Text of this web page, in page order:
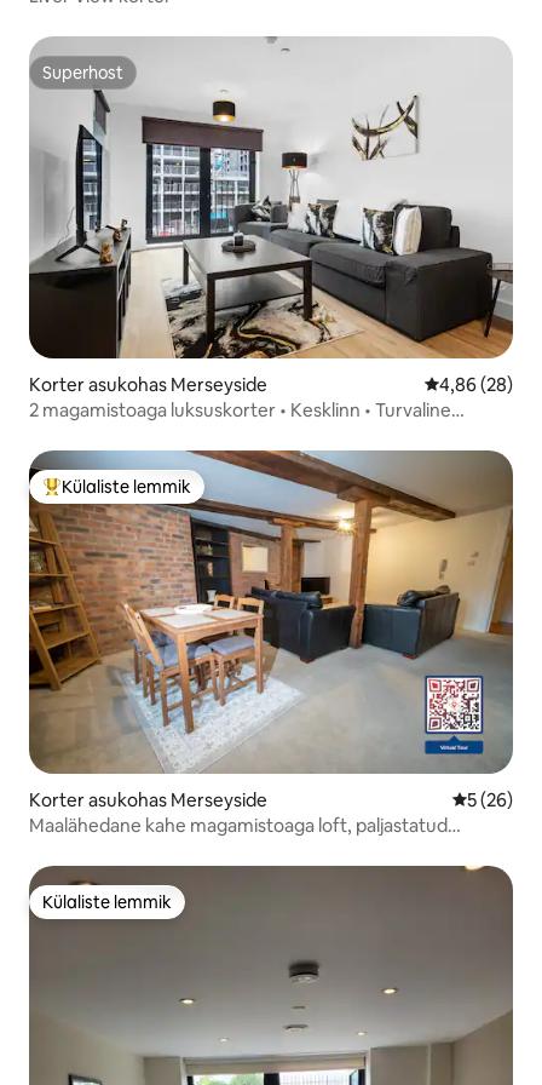
Superhost
Superhost
Korter asukohas Merseyside Keskmine
4,86 (28)
2 magamistoaga luksuskorter • Kesklinn • Turvaline
Külaliste suur lemmik
Külaliste lemmik
Korter asukohas Merseyside Keskmine
5 (26)
Maalähedane kahe magamistoaga loft, paljastatud
Külaliste lemmik
Külaliste lemmik